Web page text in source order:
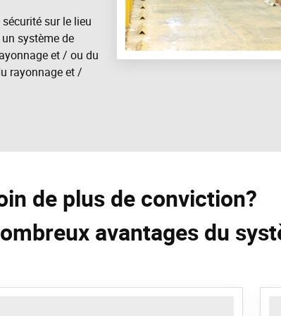
sur le lieu
système de
et / ou du
rayonnage et /
de plus de conviction?
avantages du